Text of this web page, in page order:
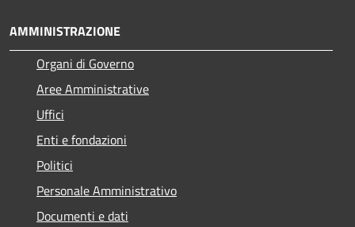
AMMINISTRAZIONE
Organi di Governo
Aree Amministrative
Uffici
Enti e fondazioni
Politici
Personale Amministrativo
Documenti e dati